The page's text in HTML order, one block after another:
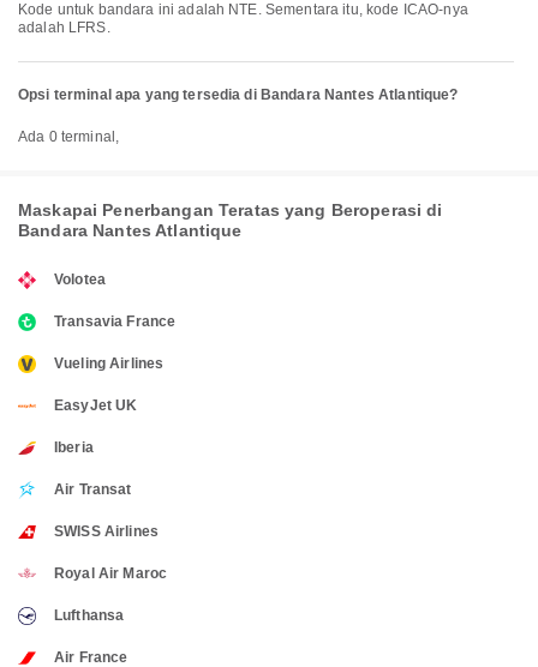
Kode untuk bandara ini adalah NTE. Sementara itu, kode ICAO-nya
adalah LFRS.
Opsi terminal apa yang tersedia di Bandara Nantes Atlantique?
Ada 0 terminal,
Maskapai Penerbangan Teratas yang Beroperasi di
Bandara Nantes Atlantique
Volotea
Transavia France
Vueling Airlines
EasyJet UK
Iberia
Air Transat
SWISS Airlines
Royal Air Maroc
Lufthansa
Air France